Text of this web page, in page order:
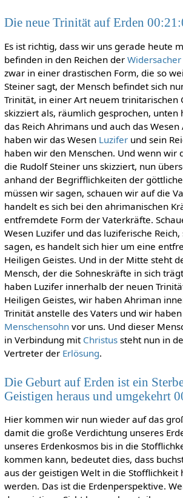
Die neue Trinität auf Erden
Es ist richtig, dass wir uns gerade heute
befinden in den Reichen der Widersacher
zwar in einer drastischen Form, die so
Steiner sagt, der Mensch befindet sich
Trinität, in einer Art neuem trinitarischen
skizziert als, räumlich gesprochen, unten
das Reich Ahrimans und auch das
haben wir das Wesen Luziferund sein
haben wir den Menschen. Und wenn wir
die Rudolf Steiner uns skizziert, nun
anhand der Begrifflichkeiten der
müssen wir sagen, schauen wir auf die
handelt es sich bei den ahrimanischen
entfremdete Form der Vaterkräfte.
Wesen Luzifer und das luziferische
sagen, es handelt sich hier um eine
Heiligen Geistes. Und in der Mitte steht
Mensch, der die Sohneskräfte in sich
haben Luzifer innerhalb der neuen
Heiligen Geistes, wir haben Ahriman
Trinität anstelle des Vaters und wir
Menschensohnvor uns. Und dieser
in Verbindung mit Christussteht nun in
Vertreter der Erlösung.
Die Geburt auf Erden ist ein
Geistigen heraus und umgekehrt
Hier kommen wir nun wieder auf das
damit die große Verdichtung unseres
unseres Erdenkosmos bis in die
kommen kann, bedeutet dies, dass
aus der geistigen Welt in die Stofflichkeit
werden. Das ist die Erdenperspektive.